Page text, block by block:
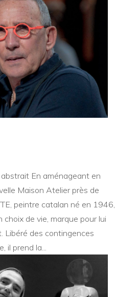
En aménageant en
Maison Atelier près de
peintre catalan né en 1946,
choix de vie, marque pour lui
Libéré des contingences
il prend la...